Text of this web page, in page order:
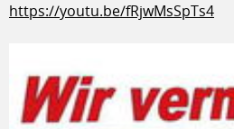
https://youtu.be/fRjwMsSpTs4